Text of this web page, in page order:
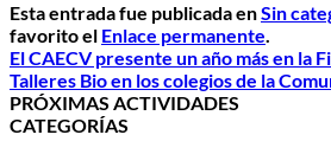
Esta entrada fue publicada enSin
favorito el Enlace permanente.
El CAECV presente un año más en la
Talleres Bio en los colegios de la
PRÓXIMAS ACTIVIDADES
CATEGORÍAS